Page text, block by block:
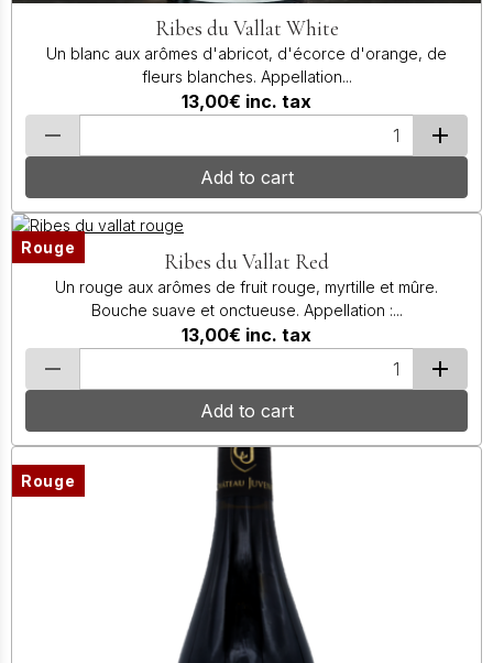
Ribes du Vallat White
Un blanc aux arômes d'abricot, d'écorce d'orange, de
fleurs blanches. Appellation...
13,00€ inc. tax
Add to cart
Rouge
Ribes du Vallat Red
Un rouge aux arômes de fruit rouge, myrtille et mûre.
Bouche suave et onctueuse. Appellation :...
13,00€ inc. tax
Add to cart
Rouge